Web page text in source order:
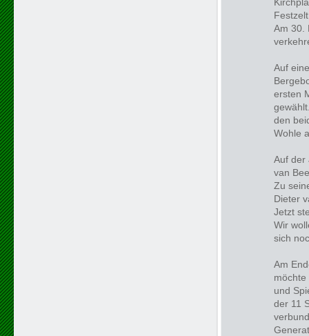
Am 30.
Auf
ersten
den
Wohle
Auf der
van
Zu
Dieter
Jetzt
Wir
sich
Am
möchte
und
der 11